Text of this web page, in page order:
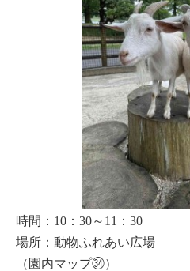
時間：10：30～11：30
場所：動物ふれあい広場
（園内マップ㉞）